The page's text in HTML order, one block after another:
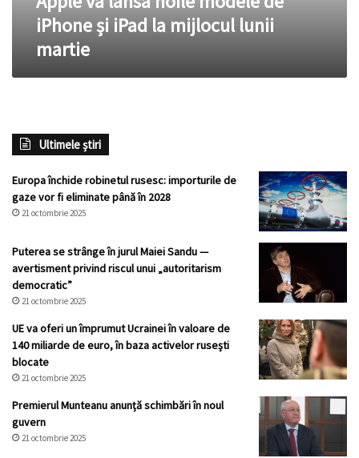
mijlocul
martie
iPhone și iPad la mijlocul lunii
martie
Ultimele știri
Europa închide robinetul rusesc: importurile de
gaze vor fi eliminate până în 2028
21 octombrie 2025
Puterea se strânge în jurul Maiei Sandu —
avertisment privind riscul unui „autoritarism
democratic”
21 octombrie 2025
UE va oferi un împrumut Ucrainei în valoare de
140 miliarde de euro, în baza activelor ruseşti
blocate
21 octombrie 2025
Premierul Munteanu anunță schimbări în noul
guvern
21 octombrie 2025